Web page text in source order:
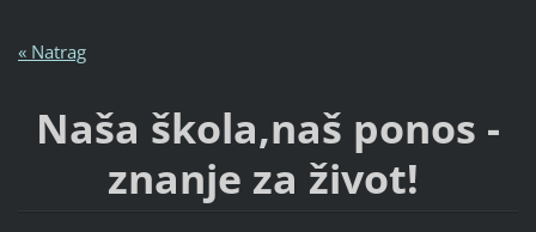
« Natrag
Naša škola,naš ponos -
znanje za život!